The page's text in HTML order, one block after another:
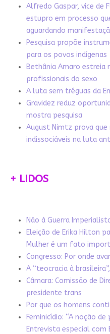
Alfredo Gaspar, vice de
estupro em processo
aguardando
Pesquisa propõe
para os povos indígenas
Bethânia Amaro estreia
profissionais do sexo
A luta sem tréguas da
Gravidez reduz
mostra pesquisa
August Nimtz prova
indissociáveis na luta
+ LIDOS
Não à Guerra
Eleição de Erika Hilton
Mulher é um fato
Congresso: Por onde
A “teocracia à
Câmara: Comissão de
presidente trans
Por que os homens
Feminicídio: “A noção
Entrevista especial com